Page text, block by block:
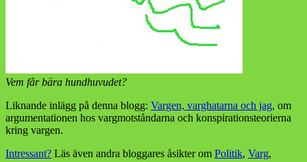
Vem får bära hundhuvudet?
Liknande inlägg på denna blogg: Vargen, varghatarna och jag, om
argumentationen hos vargmotståndarna och konspirationsteorierna
kring vargen.
Intressant? Läs även andra bloggares åsikter om Politik, Varg,